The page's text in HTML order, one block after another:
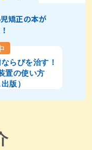
矯正の本が
らびを治す！
置の使い方
版）